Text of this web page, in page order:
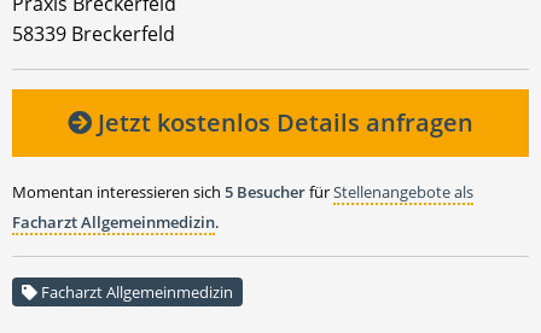
58339 Breckerfeld
Jetzt kostenlos Details anfragen
Momentan interessieren sich 5 BesucherfürStellenangebote als
Facharzt Allgemeinmedizin.
Facharzt Allgemeinmedizin